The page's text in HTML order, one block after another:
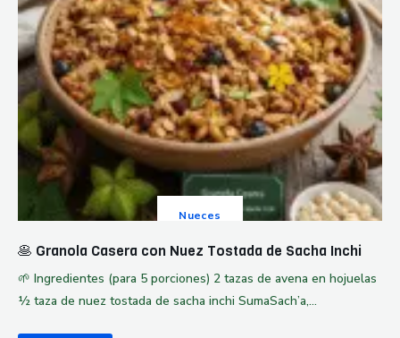
Nueces
🥞 Granola Casera con Nuez Tostada de Sacha Inchi
🌱 Ingredientes (para 5 porciones) 2 tazas de avena en hojuelas
½ taza de nuez tostada de sacha inchi SumaSach’a,...